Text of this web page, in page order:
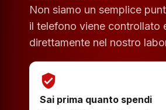
Non siamo un semplice
il telefono viene controllato
direttamente nel nostro
verified_user
Sai prima quanto spendi